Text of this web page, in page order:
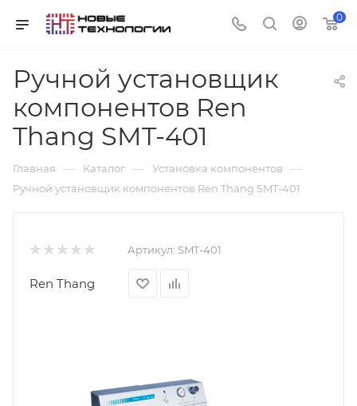
0
Ручной установщик
компонентов Ren
Thang SMT-401
Главная — Каталог — Установка компонентов —
Ручной установщик компонентов Ren Thang SMT-401
Артикул: SMT-401
Ren Thang